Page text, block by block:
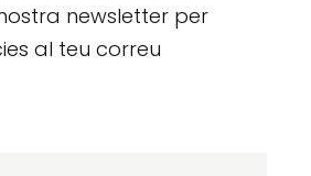
newsletter per
al teu correu